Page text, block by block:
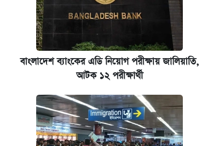
বাংলাদেশ ব্যাংকের এডি নিয়োগ পরীক্ষায় জালিয়াতি,
আটক ১২ পরীক্ষার্থী